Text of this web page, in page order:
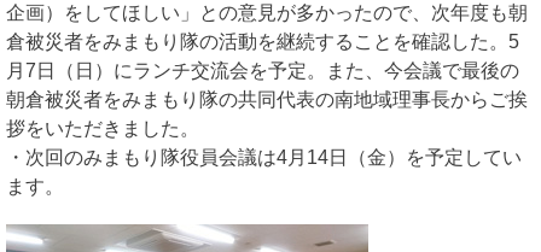
企画）をしてほしい」との意見が多かったので、次年度も朝
倉被災者をみまもり隊の活動を継続することを確認した。5
月7日（日）にランチ交流会を予定。また、今会議で最後の
朝倉被災者をみまもり隊の共同代表の南地域理事長からご挨
拶をいただきました。
・次回のみまもり隊役員会議は4月14日（金）を予定してい
ます。